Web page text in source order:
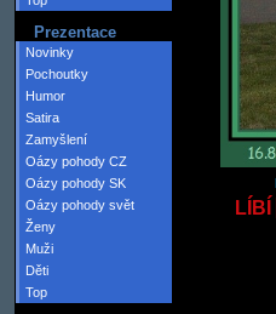
LÍBÍ
Prezentace
Novinky
Pochoutky
Humor
Satira
Zamyšlení
Oázy pohody CZ
Oázy pohody SK
Oázy pohody svět
Ženy
Muži
Děti
Top